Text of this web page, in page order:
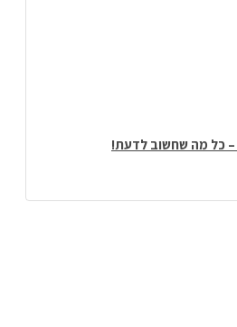
– כל מה שחשוב לדעת!